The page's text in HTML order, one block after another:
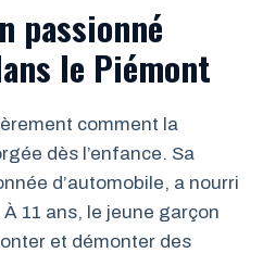
passionné
le Piémont
comment la
dès l’enfance. Sa
d’automobile, a nourri
11 ans, le jeune garçon
et démonter des